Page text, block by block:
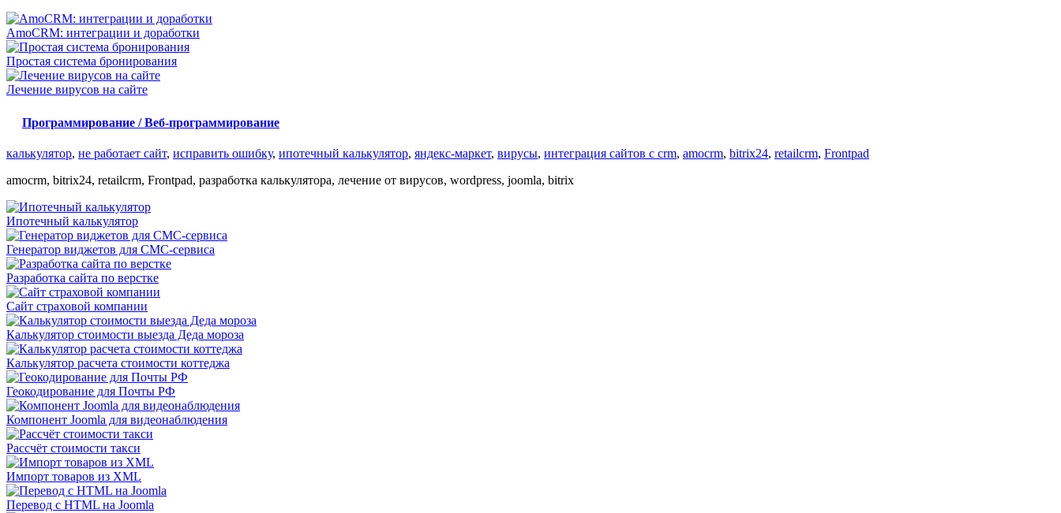
AmoCRM: интеграции и доработки
Простая система бронирования
Лечение вирусов на сайте
Программирование / Веб-программирование
калькулятор, не работает сайт, исправить ошибку, ипотечный калькулятор, яндекс-маркет, вирусы, интеграция сайтов с crm, amocrm, bitrix24, retailcrm, Frontpad
amocrm, bitrix24, retailcrm, Frontpad, разработка калькулятора, лечение от вирусов, wordpress, joomla, bitrix
Ипотечный калькулятор
Генератор виджетов для СМС-сервиса
Разработка сайта по верстке
Сайт страховой компании
Калькулятор стоимости выезда Деда мороза
Калькулятор расчета стоимости коттеджа
Геокодирование для Почты РФ
Компонент Joomla для видеонаблюдения
Рассчёт стоимости такси
Импорт товаров из XML
Перевод с HTML на Joomla